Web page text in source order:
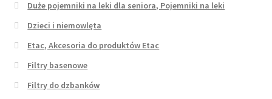
Duże pojemniki na leki dla seniora, Pojemniki na leki
Dzieci i niemowlęta
Etac, Akcesoria do produktów Etac
Filtry basenowe
Filtry do dzbanków